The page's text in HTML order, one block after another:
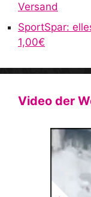
Versand
SportSpar:
1,00€
Video der